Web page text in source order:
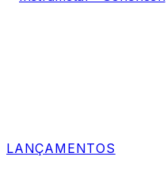
LANÇAMENTOS